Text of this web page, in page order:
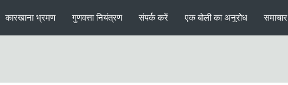
कारखाना भ्रमण गुणवत्ता नियंत्रण संपर्क करें एक बोली का अनुरोध समाचार